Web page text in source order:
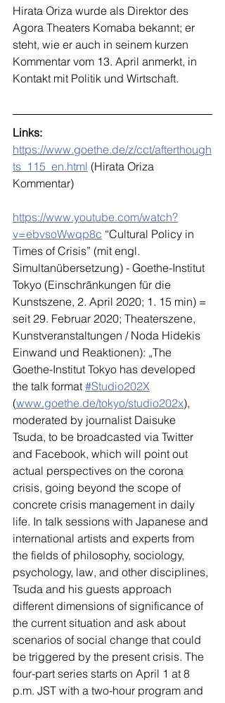
Hirata Oriza wurde als Direktor des
Agora Theaters Komaba bekannt; er
steht, wie er auch in seinem kurzen
Kommentar vom 13. April anmerkt, in
Kontakt mit Politik und Wirtschaft.
Links:
https://www.goethe.de/z/cct/afterthough
ts_115_en.html (Hirata Oriza
Kommentar)
https://www.youtube.com/watch?
v=ebvsoWwqp8c “Cultural Policy in
Times of Crisis” (mit engl.
Simultanübersetzung) - Goethe-Institut
Tokyo (Einschränkungen für die
Kunstszene, 2. April 2020; 1. 15 min) =
seit 29. Februar 2020; Theaterszene,
Kunstveranstaltungen / Noda Hidekis
Einwand und Reaktionen): „The
Goethe-Institut Tokyo has developed
the talk format #Studio202X
(www.goethe.de/tokyo/studio202x),
moderated by journalist Daisuke
Tsuda, to be broadcasted via Twitter
and Facebook, which will point out
actual perspectives on the corona
crisis, going beyond the scope of
concrete crisis management in daily
life. In talk sessions with Japanese and
international artists and experts from
the fields of philosophy, sociology,
psychology, law, and other disciplines,
Tsuda and his guests approach
different dimensions of significance of
the current situation and ask about
scenarios of social change that could
be triggered by the present crisis. The
four-part series starts on April 1 at 8
p.m. JST with a two-hour program and